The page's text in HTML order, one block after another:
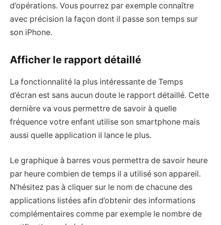
d’opérations. Vous pourrez par exemple connaître
avec précision la façon dont il passe son temps sur
son iPhone.
Afficher le rapport détaillé
La fonctionnalité la plus intéressante de Temps
d’écran est sans aucun doute le rapport détaillé. Cette
dernière va vous permettre de savoir à quelle
fréquence votre enfant utilise son smartphone mais
aussi quelle application il lance le plus.
Le graphique à barres vous permettra de savoir heure
par heure combien de temps il a utilisé son appareil.
N’hésitez pas à cliquer sur le nom de chacune des
applications listées afin d’obtenir des informations
complémentaires comme par exemple le nombre de